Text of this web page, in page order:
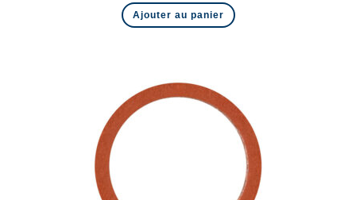
Ajouter au panier